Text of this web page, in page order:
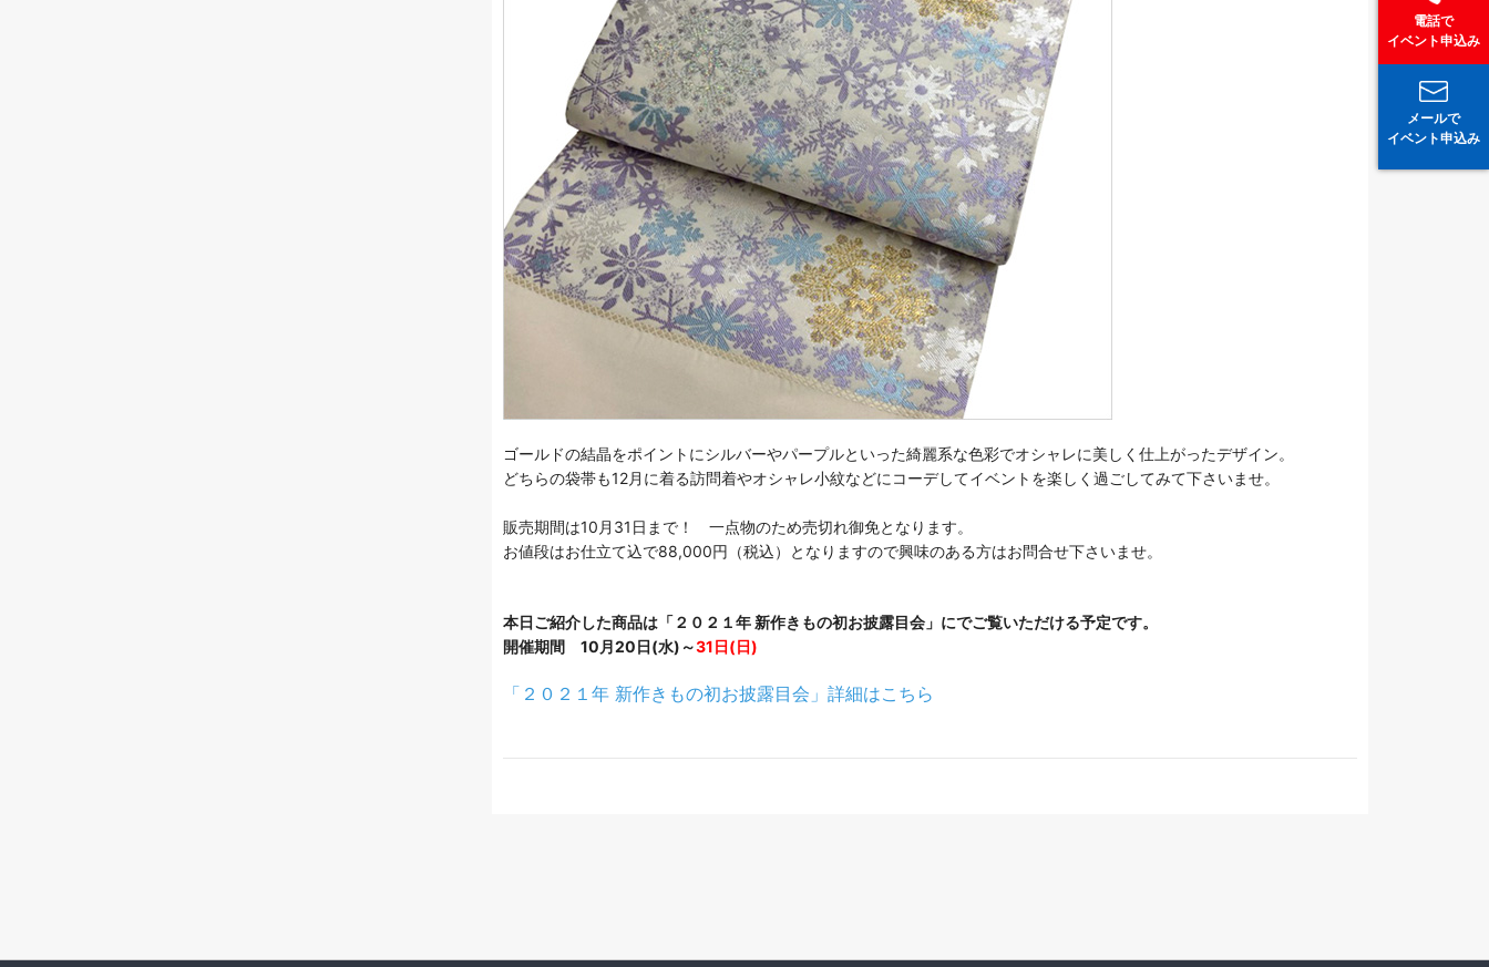
電話で
イベント申込み
メールで
イベント申込み
ゴールドの結晶をポイントにシルバーやパープルといった綺麗系な色彩でオシャレに美しく仕上がったデザイン。
どちらの袋帯も12月に着る訪問着やオシャレ小紋などにコーデしてイベントを楽しく過ごしてみて下さいませ。
販売期間は10月31日まで！ 一点物のため売切れ御免となります。
お値段はお仕立て込で88,000円（税込）となりますので興味のある方はお問合せ下さいませ。
本日ご紹介した商品は「２０２１年 新作きもの初お披露目会」にでご覧いただける予定です。
開催期間 10月20日(水)～31日(日)
「２０２１年 新作きもの初お披露目会」詳細はこちら